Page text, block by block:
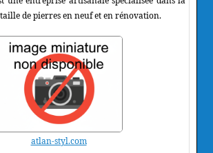
de pierres en neuf et en rénovation.
atlan-styl.com